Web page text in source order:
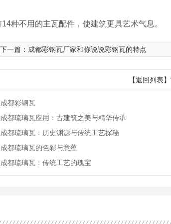
种不用的主瓦配件，使建筑更具艺术气息。
下一篇： 成都彩钢瓦厂家和你说说彩钢瓦的特点
【返回列表】
成都彩钢瓦
成都琉璃瓦应用：古建筑之美与精华传承
成都琉璃瓦：历史渊源与传统工艺探秘
成都琉璃瓦的色彩与意蕴
成都琉璃瓦：传统工艺的瑰宝